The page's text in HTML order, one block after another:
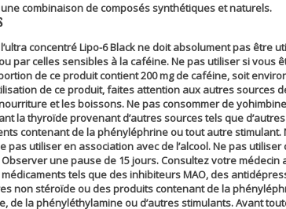
combinaison de composés synthétiques et naturels.
l’ultra concentré Lipo-6 Black ne doit absolument pas être
par celles sensibles à la caféine. Ne pas utiliser si vous
de ce produit contient 200 mg de caféine, soit
de ce produit, faites attention aux autres sources
et les boissons. Ne pas consommer de
la thyroïde provenant d’autres sources tels que
contenant de la phényléphrine ou tout autre stimulant.
pas utiliser en association avec de l’alcool. Ne pas
Observer une pause de 15 jours. Consultez votre
tels que des inhibiteurs MAO, des
non stéroïde ou des produits contenant de la
de la phényléthylamine ou d’autres stimulants. Avant